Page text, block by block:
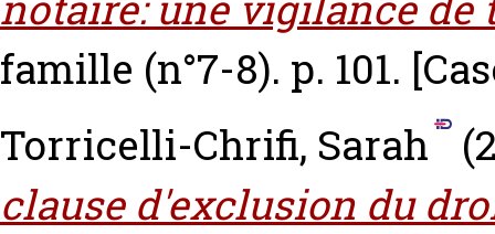
famille (n°7-8). p. 101.
Torricelli-Chrifi, Sarah
clause d'exclusion du